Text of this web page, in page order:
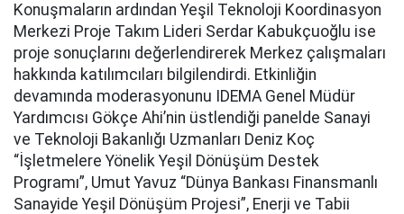
Konuşmaların ardından Yeşil Teknoloji Koordinasyon
Merkezi Proje Takım Lideri Serdar Kabukçuoğlu ise
proje sonuçlarını değerlendirerek Merkez çalışmaları
hakkında katılımcıları bilgilendirdi. Etkinliğin
devamında moderasyonunu IDEMA Genel Müdür
Yardımcısı Gökçe Ahi’nin üstlendiği panelde Sanayi
ve Teknoloji Bakanlığı Uzmanları Deniz Koç
“İşletmelere Yönelik Yeşil Dönüşüm Destek
Programı”, Umut Yavuz “Dünya Bankası Finansmanlı
Sanayide Yeşil Dönüşüm Projesi”, Enerji ve Tabii